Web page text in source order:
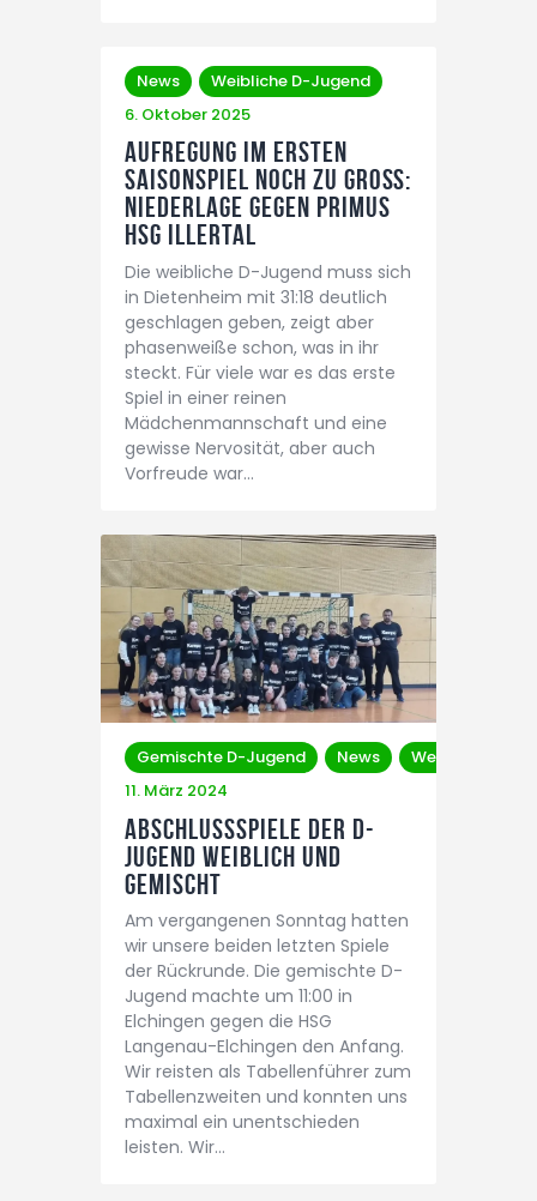
News
Weibliche D-Jugend
6. Oktober 2025
Aufregung im ersten
Saisonspiel noch zu groß:
Niederlage gegen Primus
HSG Illertal
Die weibliche D-Jugend muss sich
in Dietenheim mit 31:18 deutlich
geschlagen geben, zeigt aber
phasenweiße schon, was in ihr
steckt. Für viele war es das erste
Spiel in einer reinen
Mädchenmannschaft und eine
gewisse Nervosität, aber auch
Vorfreude war…
Gemischte D-Jugend News
Weibliche D-
11. März 2024
Abschlussspiele der D-
Jugend weiblich und
gemischt
Am vergangenen Sonntag hatten
wir unsere beiden letzten Spiele
der Rückrunde. Die gemischte D-
Jugend machte um 11:00 in
Elchingen gegen die HSG
Langenau-Elchingen den Anfang.
Wir reisten als Tabellenführer zum
Tabellenzweiten und konnten uns
maximal ein unentschieden
leisten. Wir…